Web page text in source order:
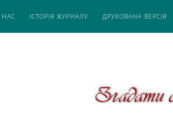
НАС ІСТОРІЯ ЖУРНАЛУ ДРУКОВАНА ВЕРСІЯ